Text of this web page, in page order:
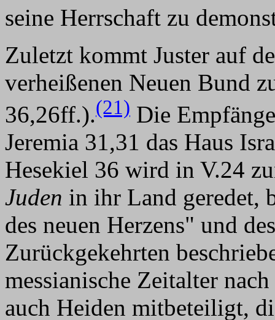
seine Herrschaft zu
Zuletzt kommt Juster auf
verheißenen Neuen Bund
36,26ff.).(21) Die
Jeremia 31,31 das Haus
Hesekiel 36 wird in V.24
Juden in ihr Land geredet,
des neuen Herzens" und
Zurückgekehrten
messianische Zeitalter
auch Heiden mitbeteiligt,